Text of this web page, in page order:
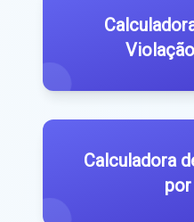
Calculadora